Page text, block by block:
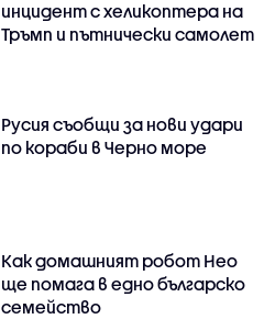
инцидент с хеликоптера на
Тръмп и пътнически самолет
Русия съобщи за нови удари
по кораби в Черно море
Как домашният робот Нео
ще помага в едно българско
семейство